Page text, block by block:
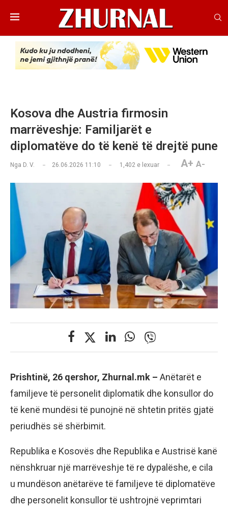
Kosova dhe Austria firmosin
marrëveshje: Familjarët e
diplomatëve do të kenë të drejtë pune
Nga D. V. 26.06.2026 11:10 1,402 e lexuar A+ A-
Prishtinë, 26 qershor, Zhurnal.mk – Anëtarët e
familjeve të personelit diplomatik dhe konsullor do
të kenë mundësi të punojnë në shtetin pritës gjatë
periudhës së shërbimit.
Republika e Kosovës dhe Republika e Austrisë kanë
nënshkruar një marrëveshje të re dypalëshe, e cila
u mundëson anëtarëve të familjeve të diplomatëve
dhe personelit konsullor të ushtrojnë veprimtari